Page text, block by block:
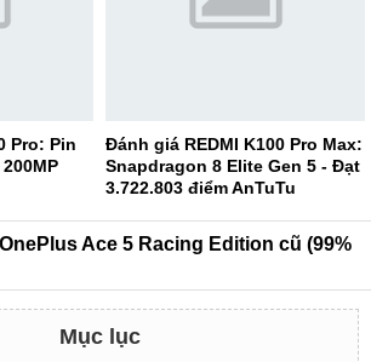
Pro: Pin
Đánh giá REDMI K100 Pro Max:
Snapdragon 8 Elite Gen 5 - Đạt
3.722.803 điểm AnTuTu
Ace 5 Racing Edition cũ (99%
Mục lục